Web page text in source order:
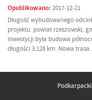
Opublikowano: 2017-12-21
Długość wybudowanego
projektu: powiat rzeszowski,
inwestycji była budowa
długości 3,128 km. Nowa